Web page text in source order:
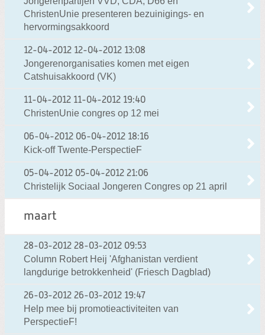
ChristenUnie presenteren bezuinigings- en
hervormingsakkoord
12-04-2012 12-04-2012 13:08
Jongerenorganisaties komen met eigen
Catshuisakkoord (VK)
11-04-2012 11-04-2012 19:40
ChristenUnie congres op 12 mei
06-04-2012 06-04-2012 18:16
Kick-off Twente-PerspectieF
05-04-2012 05-04-2012 21:06
Christelijk Sociaal Jongeren Congres op 21 april
maart
28-03-2012 28-03-2012 09:53
Column Robert Heij 'Afghanistan verdient
langdurige betrokkenheid' (Friesch Dagblad)
26-03-2012 26-03-2012 19:47
Help mee bij promotieactiviteiten van
PerspectieF!